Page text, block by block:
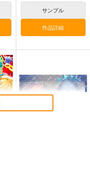
サンプル
作品詳細